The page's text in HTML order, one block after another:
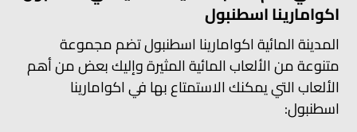
اكوامارينا اسطنبول
المدينة المائية اكوامارينا اسطنبول تضم مجموعة
متنوعة من الألعاب المائية المثيرة وإليك بعض من أهم
الألعاب التي يمكنك الاستمتاع بها في اكوامارينا
اسطنبول: